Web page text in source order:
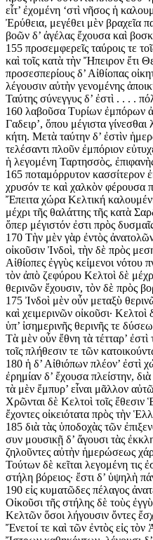
εἶτ’ ἐχομένη ‘στὶ νῆσος ἡ
Ἐρύθεια, μεγέθει μὲν βραχεῖα
βοῶν δ’ ἀγέλας ἔχουσα καὶ
155 προσεμφερεῖς ταύροις τε
καὶ τοῖς κατὰ τὴν Ἤπειρον ἔτι
προσεσπερίους δ’ Αἰθίοπας
λέγουσιν αὐτὴν γενομένης
Ταύτης σύνεγγυς δ’ ἐστὶ . . . .
160 λαβοῦσα Τυρίων ἐμπόρων
Γαδειρ’, ὅπου μέγιστα γίνεσθαι
κήτη. Μετὰ ταύτην δ’ ἐστὶν
τελέσαντι πλοῦν ἐμπόριον
ἡ λεγομένη Ταρτησσὸς,
165 ποταμόρρυτον κασσίτερον
χρυσόν τε καὶ χαλκὸν φέρουσα
Ἔπειτα χώρα Κελτική
μέχρι τῆς θαλάττης τῆς κατὰ
ὅπερ μέγιστόν ἐστι πρὸς
170 Τὴν μὲν γὰρ ἐντὸς
οἰκοῦσιν Ἰνδοὶ, τὴν δὲ πρὸς
Αἰθίοπες ἐγγὺς κείμενοι νότου
τὸν ἀπὸ ζεφύρου Κελτοὶ δὲ
θερινῶν ἔχουσιν, τὸν δὲ πρὸς
175 Ἰνδοὶ μὲν οὖν μεταξὺ
καὶ χειμερινῶν οἰκοῦσι· Κελτοὶ
ὑπ’ ἰσημερινῆς θερινῆς τε
Τὰ μὲν οὖν ἔθνη τὰ τέτταρ’ ἐστὶ
τοῖς πλήθεσιν τε τῶν
180 ἡ δ’ Αἰθιόπων πλέον’ ἐστὶ
ἐρημίαν δ’ ἔχουσα πλείστην, διὰ
τὰ μὲν ἔμπυρ’ εἶναι μᾶλλον
Χρῶνται δὲ Κελτοὶ τοῖς ἔθεσιν
ἔχοντες οἰκειότατα πρὸς τὴν
185 διὰ τὰς ὑποδοχὰς τῶν
συν μουσικῇ δ’ ἄγουσι τὰς
ζηλοῦντες αὐτὴν ἡμερώσεως
Τούτων δὲ κεῖται λεγομένη τις
στήλη βόρειος· ἔστι δ’ ὑψηλὴ
190 εἰς κυματῶδες πέλαγος
Οἰκοῦσι τῆς στήλης δὲ τοὺς
Κελτῶν ὅσοι λήγουσιν ὄντες
Ἔνετοί τε καὶ τῶν ἐντὸς εἰς τὸν